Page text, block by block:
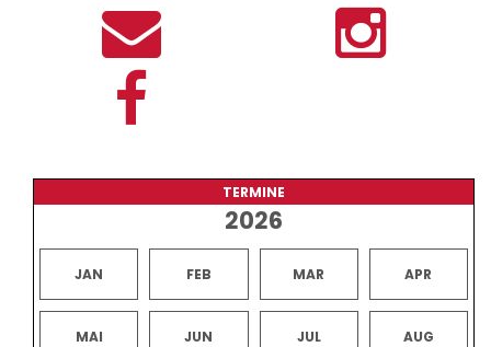
TERMINE
2026
JAN FEB MAR APR
MAI JUN JUL AUG